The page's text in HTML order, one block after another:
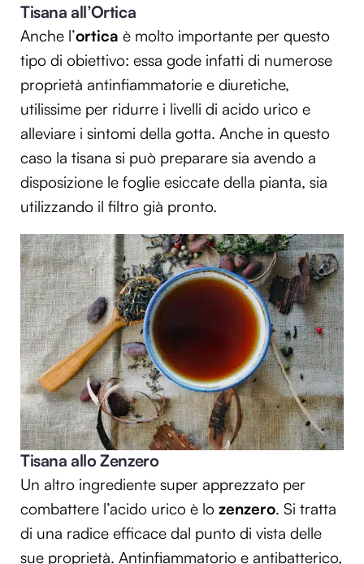
Tisana all’Ortica
Anche l’ortica è molto importante per questo
tipo di obiettivo: essa gode infatti di numerose
proprietà antinfiammatorie e diuretiche,
utilissime per ridurre i livelli di acido urico e
alleviare i sintomi della gotta. Anche in questo
caso la tisana si può preparare sia avendo a
disposizione le foglie esiccate della pianta, sia
utilizzando il filtro già pronto.
Tisana allo Zenzero
Un altro ingrediente super apprezzato per
combattere l’acido urico è lo zenzero. Si tratta
di una radice efficace dal punto di vista delle
sue proprietà. Antinfiammatorio e antibatterico,